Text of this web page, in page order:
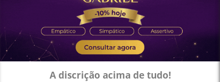
A discrição acima de tudo!